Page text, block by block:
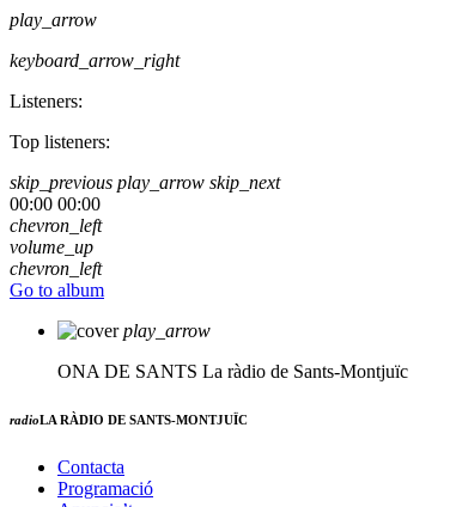
play_arrow
keyboard_arrow_right
Listeners:
Top listeners:
skip_previous play_arrow skip_next
00:00 00:00
chevron_left
volume_up
chevron_left
Go to album
play_arrow
ONA DE SANTS La ràdio de Sants-Montjuïc
radioLA RÀDIO DE SANTS-MONTJUÏC
Contacta
Programació